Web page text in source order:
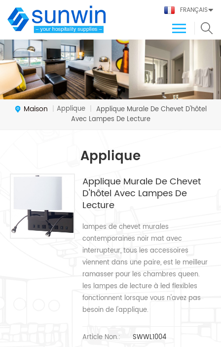
FRANÇAIS
Maison | Applique | Applique Murale De Chevet D'hôtel
Avec Lampes De Lecture
Applique
Applique Murale De Chevet
D'hôtel Avec Lampes De
Lecture
lampes de chevet murales
contemporaines noir mat avec
interrupteur, tous les accessoires
viennent dans une paire, est le meilleur
ramasser pour les chambres queen.
les lampes de lecture à led flexibles
fonctionnent lorsque vous n'avez pas
besoin de l'applique.
Article Non.:
SWWL1004